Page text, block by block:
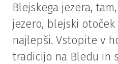
Blejskega jezera,
jezero, blejski
najlepši. Vstopite v
tradicijo na Bledu in